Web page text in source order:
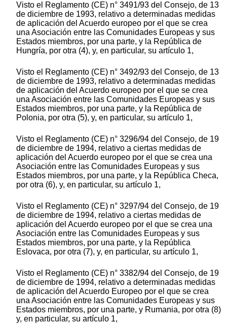
Visto el Reglamento (CE) n° 3491/93 del Consejo, de 13
de diciembre de 1993, relativo a determinadas medidas
de aplicación del Acuerdo europeo por el que se crea
una Asociación entre las Comunidades Europeas y sus
Estados miembros, por una parte, y la República de
Hungría, por otra (4), y, en particular, su artículo 1,
Visto el Reglamento (CE) n° 3492/93 del Consejo, de 13
de diciembre de 1993, relativo a determinadas medidas
de aplicación del Acuerdo europeo por el que se crea
una Asociación entre las Comunidades Europeas y sus
Estados miembros, por una parte, y la República de
Polonia, por otra (5), y, en particular, su artículo 1,
Visto el Reglamento (CE) n° 3296/94 del Consejo, de 19
de diciembre de 1994, relativo a ciertas medidas de
aplicación del Acuerdo europeo por el que se crea una
Asociación entre las Comunidades Europeas y sus
Estados miembros, por una parte, y la República Checa,
por otra (6), y, en particular, su artículo 1,
Visto el Reglamento (CE) n° 3297/94 del Consejo, de 19
de diciembre de 1994, relativo a ciertas medidas de
aplicación del Acuerdo europeo por el que se crea una
Asociación entre las Comunidades Europeas y sus
Estados miembros, por una parte, y la República
Eslovaca, por otra (7), y, en particular, su artículo 1,
Visto el Reglamento (CE) n° 3382/94 del Consejo, de 19
de diciembre de 1994, relativo a determinadas medidas
de aplicación del Acuerdo Europeo por el que se crea
una Asociación entre las Comunidades Europeas y sus
Estados miembros, por una parte, y Rumania, por otra (8)
y, en particular, su artículo 1,